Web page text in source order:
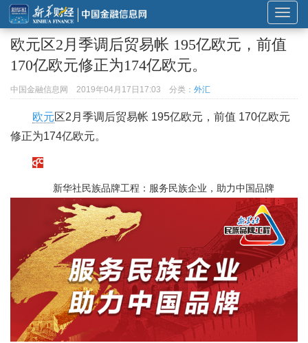
展
开
或
导
航
欧元区2月季调后贸易帐 195亿欧元，前值
170亿欧元修正为174亿欧元。
中国金融信息网 2019年04月17日17:03 分类： 外汇
欧元区2月季调后贸易帐 195亿欧元，前值 170亿欧元
修正为174亿欧元。
新华社民族品牌工程：服务民族企业，助力中国品牌